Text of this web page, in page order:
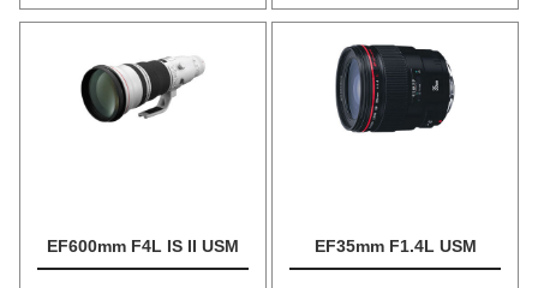
EF600mm F4L IS II USM EF35mm F1.4L USM